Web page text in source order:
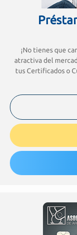
¡No tienes que
atractiva del
tus Certificados o